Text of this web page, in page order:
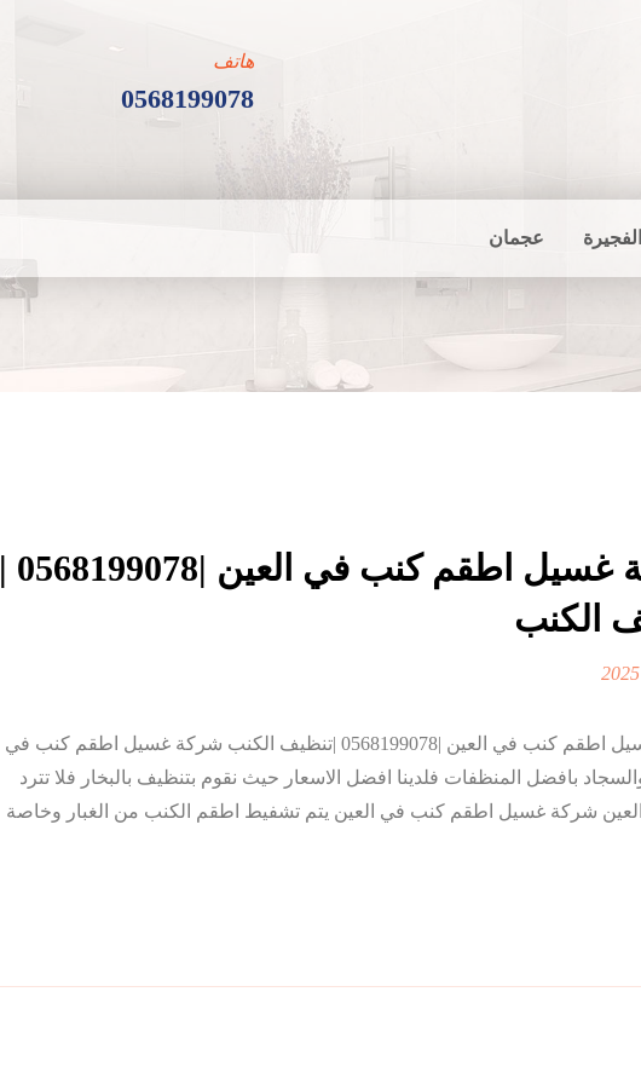
هاتف
0568199078
الفجيرة عجمان
شركة غسيل اطقم كنب في العين |0568199078 |
الكنب
شركة غسيل اطقم كنب في العين |0568199078 |تنظيف الكنب شركة غسيل اطقم كنب في
بافضل المنظفات فلدينا افضل الاسعار حيث نقوم بتنظيف بالبخار فلا تترد
شركة غسيل اطقم كنب في العين يتم تشفيط اطقم الكنب من الغبار وخاصة